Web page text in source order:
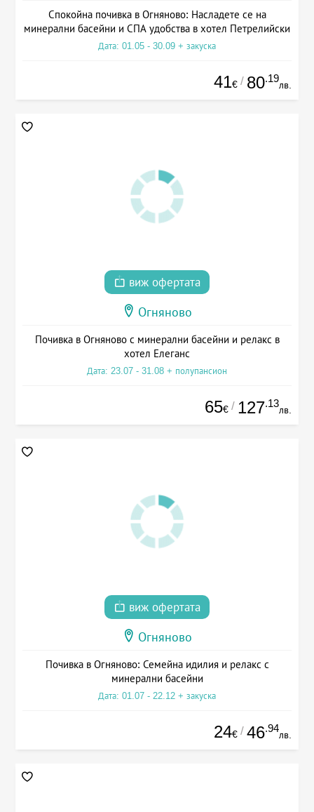
Спокойна почивка в Огняново: Насладете се на
минерални басейни и СПА удобства в хотел Петрелийски
Дата: 01.05 - 30.09 + закуска
41€ / 80.19
лв.
виж офертата
Огняново
Почивка в Огняново с минерални басейни и релакс в
хотел Елеганс
Дата: 23.07 - 31.08 + полупансион
65€ / 127.13
лв.
виж офертата
Огняново
Почивка в Огняново: Семейна идилия и релакс с
минерални басейни
Дата: 01.07 - 22.12 + закуска
24€ / 46.94
лв.